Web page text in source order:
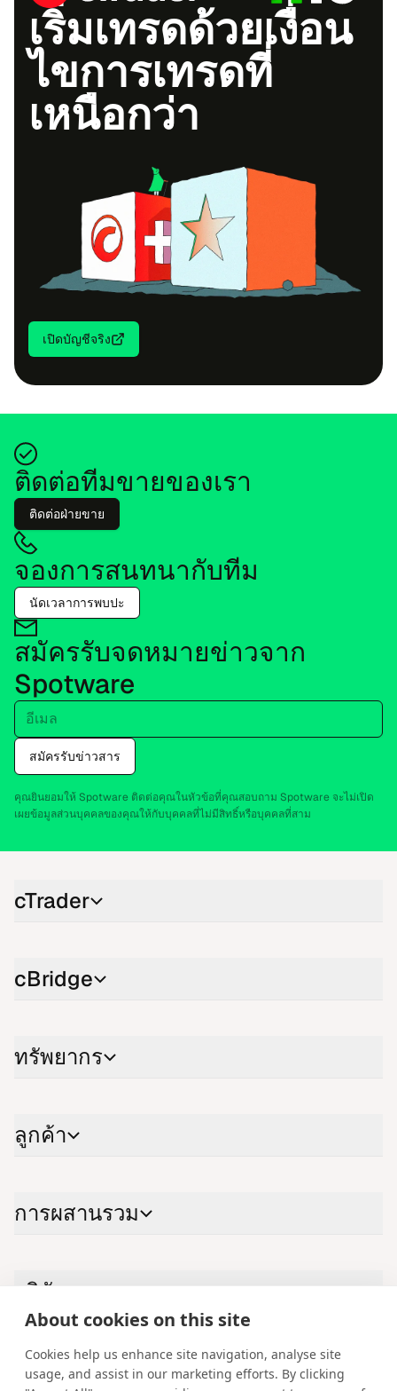
About cookies on this site
Cookies help us enhance site navigation, analyse site
usage, and assist in our marketing efforts. By clicking
เริ่ม​เทร​ด​ด้วย​เงื่อน​
ไขการ​เทร​ด​ที่​
เหนือก​ว่า
เปิด​บัญ​ชี​จริง
ติด​ต่อ​ที​ม​ขายของ​เรา
ติด​ต่อฝ่าย​ขาย
จอง​การ​สนท​นา​กับ​ทีม
นัด​เว​ลา​การพบ​ปะ
สมัครรับ​จด​หมายข่าว​จาก
Spotware
อี​เมล
สมัครรับ​ข่าว​สาร
คุณยิน​ยอม​ให้ Spotware ติด​ต่อ​คุณ​ใน​หัว​ข้อ​ที่​คุณสอบ​ถาม Spotware จะ​ไม่​เปิด​
เผยข้อ​มูล​ส่วน​บุค​คลของ​คุณ​ให้​กับ​บุค​คลที่​ไม่มี​สิทธิ์หรือ​บุค​คลที่​สาม
cTrader
cBridge
ทรัพ​ยา​กร
ลูก​ค้า
การผสาน​รวม
บริ​ษัท